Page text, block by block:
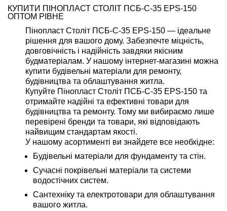
КУПИТИ ПІНОПЛАСТ СТОЛІТ ПСБ-С-35 EPS-150
ОПТОМ РІВНЕ
Пінопласт Століт ПСБ-С-35 EPS-150 — ідеальне
рішення для вашого дому. Забезпечте міцність,
довговічність і надійність завдяки якісним
будматеріалам. У нашому інтернет-магазині можна
купити будівельні матеріали для ремонту,
будівництва та облаштування житла.
Купуйте Пінопласт Століт ПСБ-С-35 EPS-150 та
отримайте надійні та ефективні товари для
будівництва та ремонту. Тому ми вибираємо лише
перевірені бренди та товари, які відповідають
найвищим стандартам якості.
У нашому асортименті ви знайдете все необхідне:
Будівельні матеріали для фундаменту та стін.
Сучасні покрівельні матеріали та системи
водостічних систем.
Сантехніку та електротовари для облаштування
вашого житла.